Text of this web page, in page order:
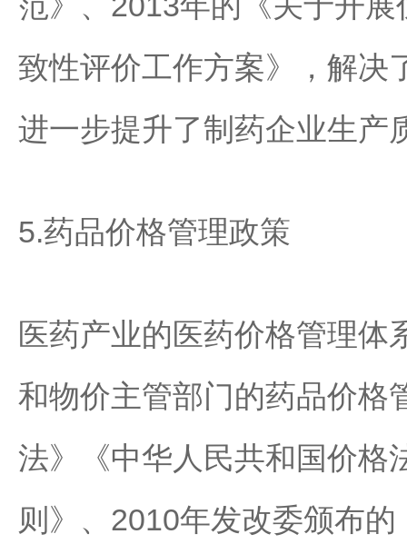
致性评价工作方案》，解决
进一步提升了制药企业生产
5.药品价格管理政策
医药产业的医药价格管理体
和物价主管部门的药品价格
法》《中华人民共和国价格
则》、2010年发改委颁布